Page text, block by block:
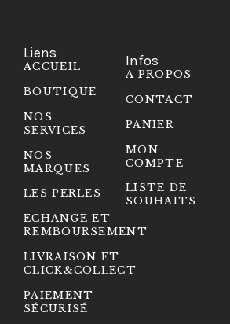
Liens
ACCUEIL
BOUTIQUE
NOS
SERVICES
NOS
MARQUES
LES PERLES
ECHANGE ET
REMBOURSEMENT
LIVRAISON ET
CLICK&COLLECT
PAIEMENT
SÉCURISÉ
Infos
A PROPOS
CONTACT
PANIER
MON
COMPTE
LISTE DE
SOUHAITS